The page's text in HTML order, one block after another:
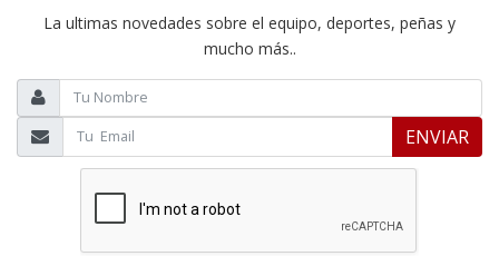
La ultimas novedades sobre el equipo, deportes, peñas y
mucho más..
ENVIAR